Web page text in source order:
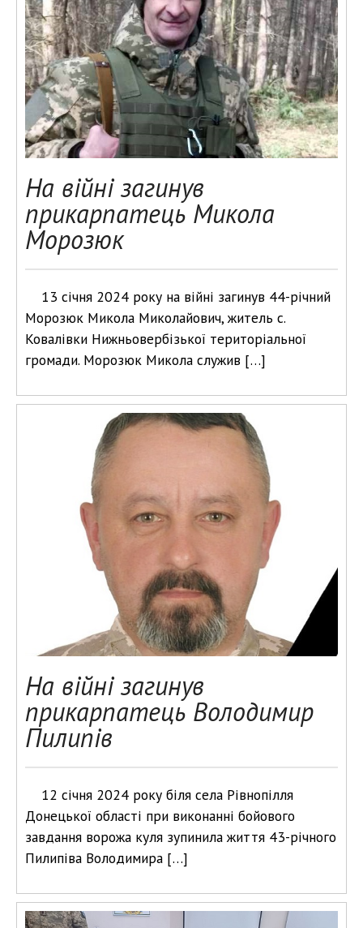
На війні загинув
прикарпатець Микола
Морозюк
13 січня 2024 року на війні загинув 44-річний
Морозюк Микола Миколайович, житель с.
Ковалівки Нижньовербізької територіальної
громади. Морозюк Микола служив […]
На війні загинув
прикарпатець Володимир
Пилипів
12 січня 2024 року біля села Рівнопілля
Донецької області при виконанні бойового
завдання ворожа куля зупинила життя 43-річного
Пилипіва Володимира […]